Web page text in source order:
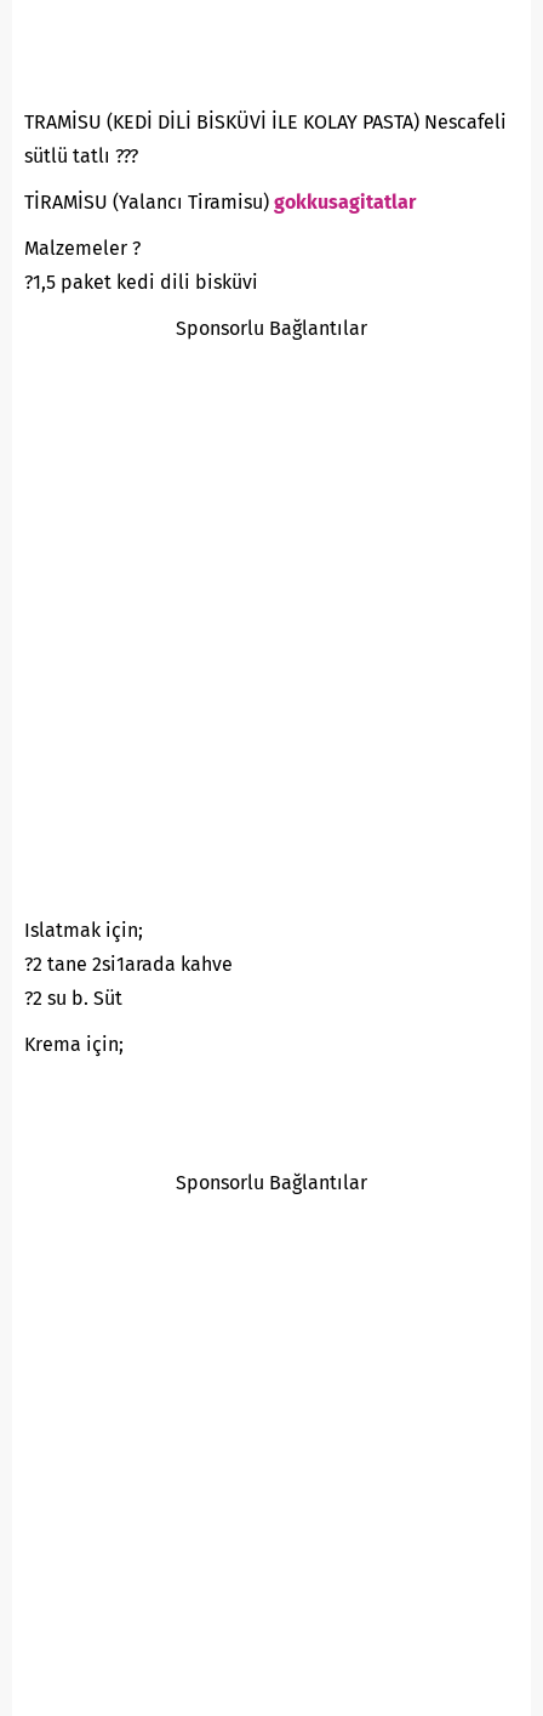
TRAMİSU (KEDİ DİLİ BİSKÜVİ İLE KOLAY PASTA) Nescafeli
sütlü tatlı ???
TİRAMİSU (Yalancı Tiramisu) gokkusagitatlar
Malzemeler ?
?1,5 paket kedi dili bisküvi
Sponsorlu Bağlantılar
Islatmak için;
?2 tane 2si1arada kahve
?2 su b. Süt
Krema için;
Sponsorlu Bağlantılar